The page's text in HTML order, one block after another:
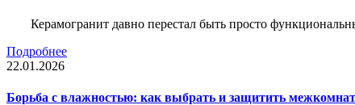
Керамогранит давно перестал быть просто
Подробнее
22.01.2026
Борьба с влажностью: как выбрать и защитить